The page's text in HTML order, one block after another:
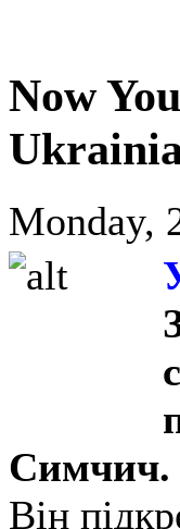
Now
Monday,
Симчич.
Він